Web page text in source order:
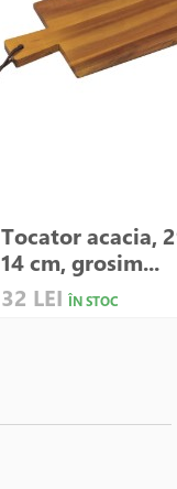
Tocator acacia,
14 cm, grosim...
32 LEI ÎN STOC